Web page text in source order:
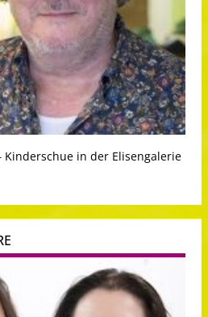
Kinderschue in der Elisengalerie